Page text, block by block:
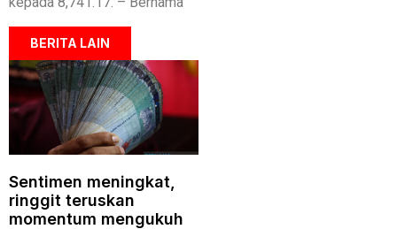
BERITA LAIN
Sentimen meningkat,
ringgit teruskan
momentum mengukuh